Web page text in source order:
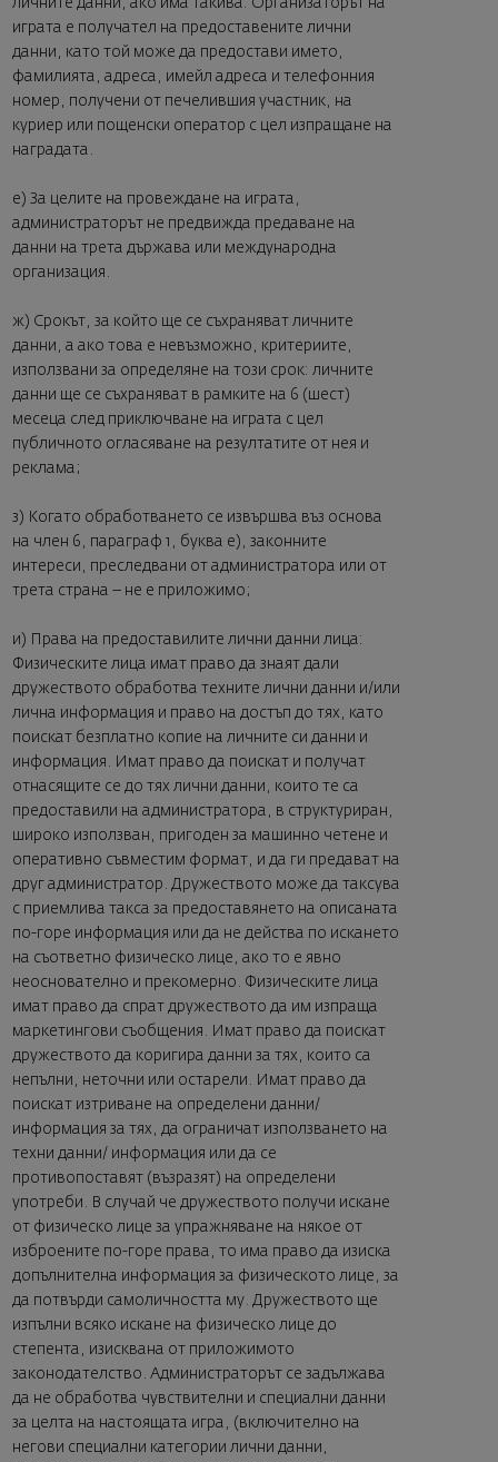
личните данни, ако има такива: Организаторът на
играта е получател на предоставените лични
данни, като той може да предостави името,
фамилията, адреса, имейл адреса и телефонния
номер, получени от печелившия участник, на
куриер или пощенски оператор с цел изпращане на
наградата.
е) За целите на провеждане на играта,
администраторът не предвижда предаване на
данни на трета държава или международна
организация.
ж) Срокът, за който ще се съхраняват личните
данни, а ако това е невъзможно, критериите,
използвани за определяне на този срок: личните
данни ще се съхраняват в рамките на 6 (шест)
месеца след приключване на играта с цел
публичното огласяване на резултатите от нея и
реклама;
з) Когато обработването се извършва въз основа
на член 6, параграф 1, буква е), законните
интереси, преследвани от администратора или от
трета страна – не е приложимо;
и) Права на предоставилите лични данни лица:
Физическите лица имат право да знаят дали
дружеството обработва техните лични данни и/или
лична информация и право на достъп до тях, като
поискат безплатно копие на личните си данни и
информация. Имат право да поискат и получат
отнасящите се до тях лични данни, които те са
предоставили на администратора, в структуриран,
широко използван, пригоден за машинно четене и
оперативно съвместим формат, и да ги предават на
друг администратор. Дружеството може да таксува
с приемлива такса за предоставянето на описаната
по-горе информация или да не действа по искането
на съответно физическо лице, ако то е явно
неоснователно и прекомерно. Физическите лица
имат право да спрат дружеството да им изпраща
маркетингови съобщения. Имат право да поискат
дружеството да коригира данни за тях, които са
непълни, неточни или остарели. Имат право да
поискат изтриване на определени данни/
информация за тях, да ограничат използването на
техни данни/ информация или да се
противопоставят (възразят) на определени
употреби. В случай че дружеството получи искане
от физическо лице за упражняване на някое от
изброените по-горе права, то има право да изиска
допълнителна информация за физическото лице, за
да потвърди самоличността му. Дружеството ще
изпълни всяко искане на физическо лице до
степента, изисквана от приложимото
законодателство. Администраторът се задължава
да не обработва чувствителни и специални данни
за целта на настоящата игра, (включително на
негови специални категории лични данни,